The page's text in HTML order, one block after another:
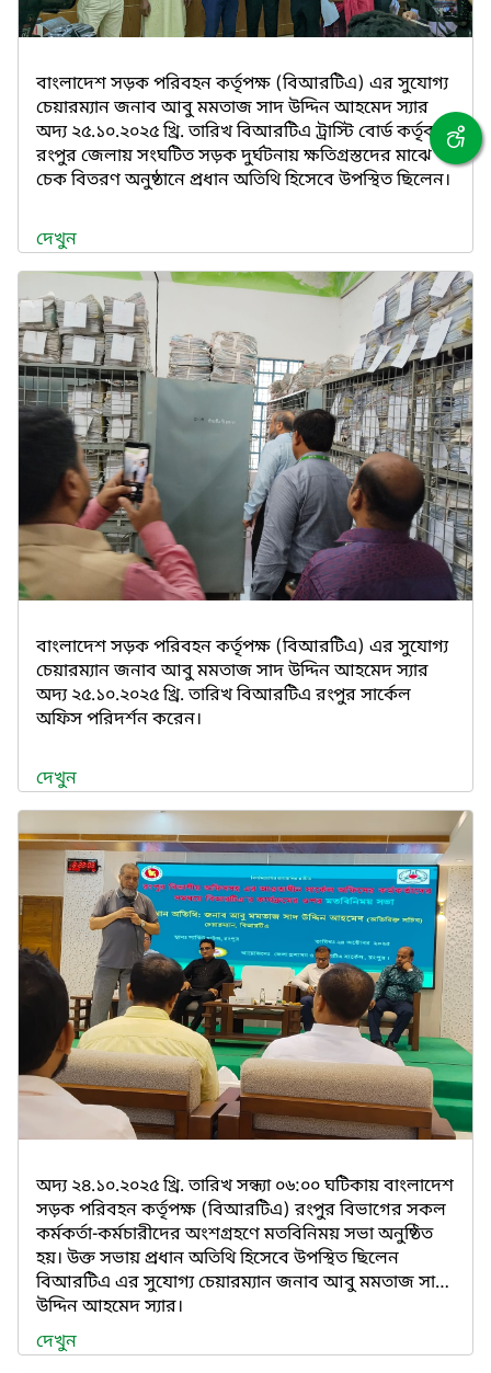
বাংলাদেশ সড়ক পরিবহন কর্তৃপক্ষ (বিআরটিএ) এর সুযোগ্য
চেয়ারম্যান জনাব আবু মমতাজ সাদ উদ্দিন আহমেদ স্যার
অদ্য ২৫.১০.২০২৫ খ্রি. তারিখ বিআরটিএ ট্রাস্টি বোর্ড কর্তৃক
রংপুর জেলায় সংঘটিত সড়ক দুর্ঘটনায় ক্ষতিগ্রস্তদের মাঝে
চেক বিতরণ অনুষ্ঠানে প্রধান অতিথি হিসেবে উপস্থিত ছিলেন।
দেখুন
বাংলাদেশ সড়ক পরিবহন কর্তৃপক্ষ (বিআরটিএ) এর সুযোগ্য
চেয়ারম্যান জনাব আবু মমতাজ সাদ উদ্দিন আহমেদ স্যার
অদ্য ২৫.১০.২০২৫ খ্রি. তারিখ বিআরটিএ রংপুর সার্কেল
অফিস পরিদর্শন করেন।
দেখুন
অদ্য ২৪.১০.২০২৫ খ্রি. তারিখ সন্ধ্যা ০৬:০০ ঘটিকায় বাংলাদেশ
সড়ক পরিবহন কর্তৃপক্ষ (বিআরটিএ) রংপুর বিভাগের সকল
কর্মকর্তা-কর্মচারীদের অংশগ্রহণে মতবিনিময় সভা অনুষ্ঠিত
হয়। উক্ত সভায় প্রধান অতিথি হিসেবে উপস্থিত ছিলেন
বিআরটিএ এর সুযোগ্য চেয়ারম্যান জনাব আবু মমতাজ সাদ
উদ্দিন আহমেদ স্যার।
দেখুন